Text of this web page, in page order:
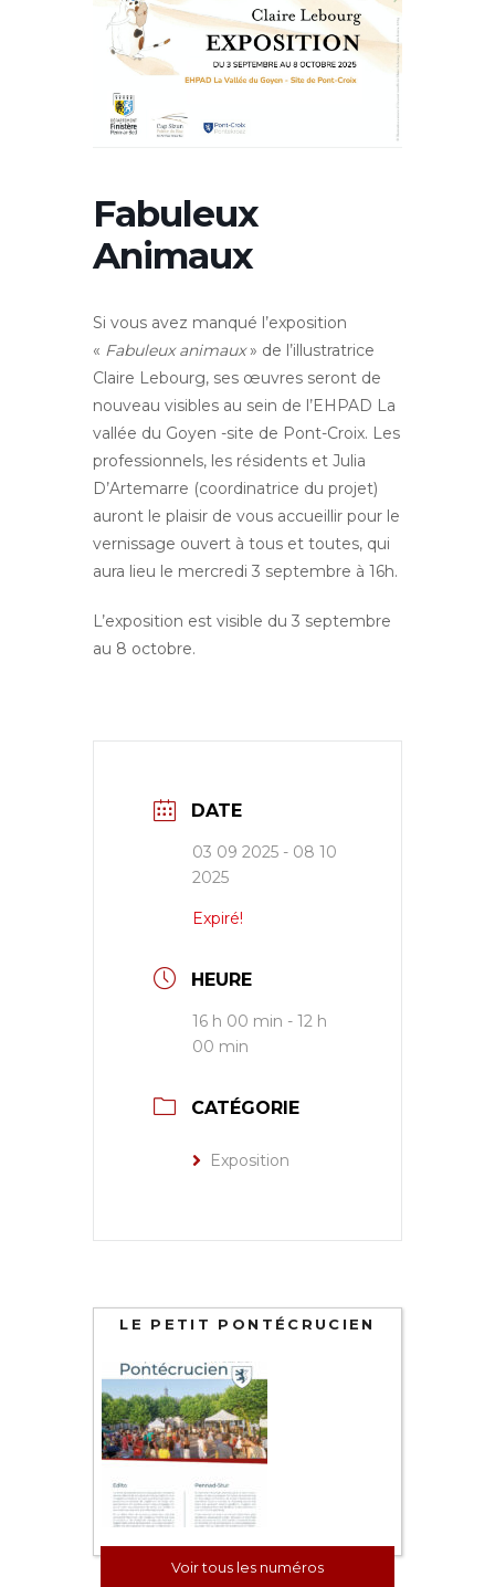
Fabuleux
Animaux
Si vous avez manqué l’exposition
« Fabuleux animaux» de l’illustratrice
Claire Lebourg, ses œuvres seront de
nouveau visibles au sein de l’EHPAD La
vallée du Goyen -site de Pont-Croix. Les
professionnels, les résidents et Julia
D’Artemarre (coordinatrice du projet)
auront le plaisir de vous accueillir pour le
vernissage ouvert à tous et toutes, qui
aura lieu le mercredi 3 septembre à 16h.
L’exposition est visible du 3 septembre
au 8 octobre.
DATE
03 09 2025 - 08 10
2025
Expiré!
HEURE
16 h 00 min - 12 h
00 min
CATÉGORIE
Exposition
LE PETIT PONTÉCRUCIEN
Voir tous les numéros